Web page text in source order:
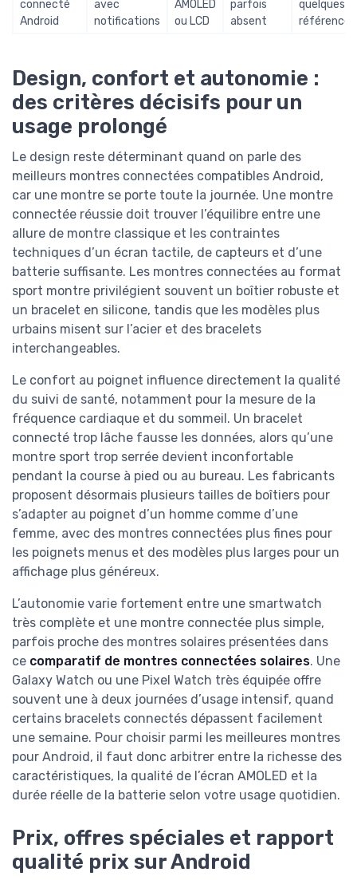
connecté
Android
avec
notifications
AMOLED
ou LCD
parfois
absent
quelques
références
Design, confort et autonomie :
des critères décisifs pour un
usage prolongé
Le design reste déterminant quand on parle des
meilleurs montres connectées compatibles Android,
car une montre se porte toute la journée. Une montre
connectée réussie doit trouver l’équilibre entre une
allure de montre classique et les contraintes
techniques d’un écran tactile, de capteurs et d’une
batterie suffisante. Les montres connectées au format
sport montre privilégient souvent un boîtier robuste et
un bracelet en silicone, tandis que les modèles plus
urbains misent sur l’acier et des bracelets
interchangeables.
Le confort au poignet influence directement la qualité
du suivi de santé, notamment pour la mesure de la
fréquence cardiaque et du sommeil. Un bracelet
connecté trop lâche fausse les données, alors qu’une
montre sport trop serrée devient inconfortable
pendant la course à pied ou au bureau. Les fabricants
proposent désormais plusieurs tailles de boîtiers pour
s’adapter au poignet d’un homme comme d’une
femme, avec des montres connectées plus fines pour
les poignets menus et des modèles plus larges pour un
affichage plus généreux.
L’autonomie varie fortement entre une smartwatch
très complète et une montre connectée plus simple,
parfois proche des montres solaires présentées dans
ce comparatif de montres connectées solaires. Une
Galaxy Watch ou une Pixel Watch très équipée offre
souvent une à deux journées d’usage intensif, quand
certains bracelets connectés dépassent facilement
une semaine. Pour choisir parmi les meilleures montres
pour Android, il faut donc arbitrer entre la richesse des
caractéristiques, la qualité de l’écran AMOLED et la
durée réelle de la batterie selon votre usage quotidien.
Prix, offres spéciales et rapport
qualité prix sur Android